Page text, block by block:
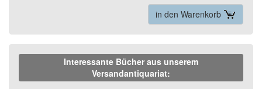
in den Warenkorb
Interessante Bücher aus unserem
Versandantiquariat: